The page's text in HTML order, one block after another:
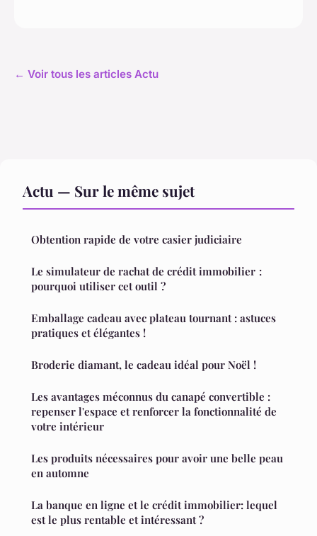
← Voir tous les articles Actu
Actu — Sur le même sujet
Obtention rapide de votre casier judiciaire
Le simulateur de rachat de crédit immobilier :
pourquoi utiliser cet outil ?
Emballage cadeau avec plateau tournant : astuces
pratiques et élégantes !
Broderie diamant, le cadeau idéal pour Noël !
Les avantages méconnus du canapé convertible :
repenser l'espace et renforcer la fonctionnalité de
votre intérieur
Les produits nécessaires pour avoir une belle peau
en automne
La banque en ligne et le crédit immobilier: lequel
est le plus rentable et intéressant ?